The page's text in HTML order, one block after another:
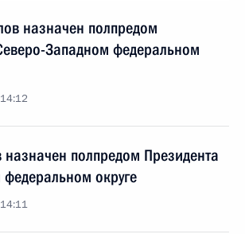
назначен полпредом
Западном федеральном
полпредом Президента
округе